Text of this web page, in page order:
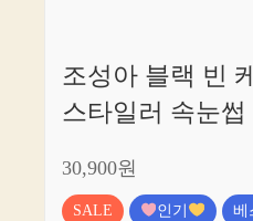
조성아 블랙 빈
스타일러 속눈썹
30,900원
SALE 인기 베